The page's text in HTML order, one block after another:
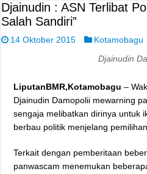
Djainudin : ASN Terlibat
Salah Sandiri”
14 Oktober 2015
Kotamobagu
Djainudin
LiputanBMR,Kotamobagu –
Djainudin Damopolii mewarning
sengaja melibatkan dirinya untuk
berbau politik menjelang
Terkait dengan pemberitaan
panwascam menemukan